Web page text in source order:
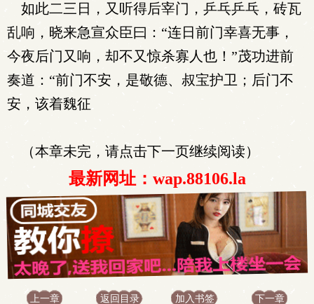
如此二三日，又听得后宰门，乒乓乒乓，砖瓦
乱响，晓来急宣众臣曰：“连日前门幸喜无事，
今夜后门又响，却不又惊杀寡人也！”茂功进前
奏道：“前门不安，是敬德、叔宝护卫；后门不
安，该着魏征
（本章未完，请点击下一页继续阅读）
最新网址：wap.88106.la
上一章 返回目录 加入书签 下一章